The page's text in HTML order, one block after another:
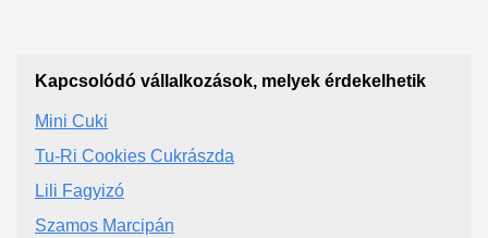
Kapcsolódó vállalkozások, melyek érdekelhetik
Mini Cuki
Tu-Ri Cookies Cukrászda
Lili Fagyizó
Szamos Marcipán